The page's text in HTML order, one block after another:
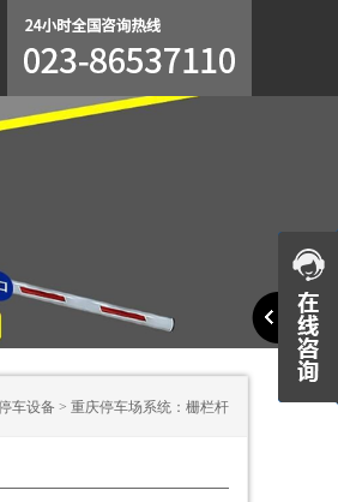
车设备 > 重庆停车场系统：栅栏杆